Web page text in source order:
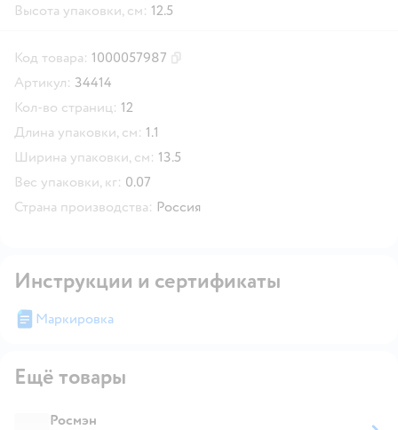
Высота упаковки, см: 12.5
Код товара: 1000057987
Артикул: 34414
Кол-во страниц: 12
Длина упаковки, см: 1.1
Ширина упаковки, см: 13.5
Вес упаковки, кг: 0.07
Страна производства: Россия
Инструкции и сертификаты
Маркировка
Ещё товары
Росмэн